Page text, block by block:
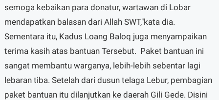
semoga kebaikan para donatur, wartawan di Lobar
mendapatkan balasan dari Allah SWT,"kata dia.
Sementara itu, Kadus Loang Baloq juga menyampaikan
terima kasih atas bantuan Tersebut. Paket bantuan ini
sangat membantu warganya, lebih-lebih sebentar lagi
lebaran tiba. Setelah dari dusun telaga Lebur, pembagian
paket bantuan itu dilanjutkan ke daerah Gili Gede. Disini